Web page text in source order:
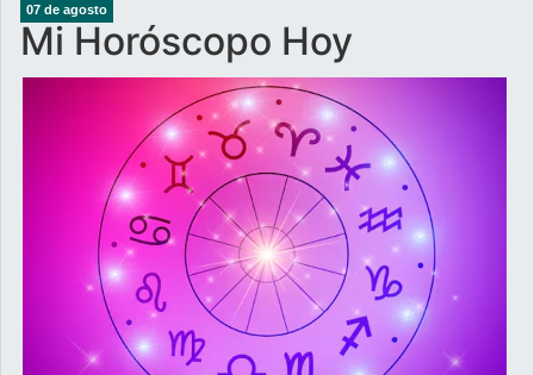
07 de agosto
Mi Horóscopo Hoy